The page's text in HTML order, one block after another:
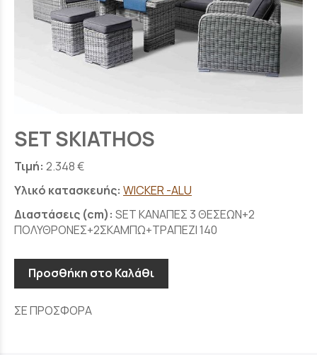
SET SKIATHOS
Τιμή: 2.348 €
Υλικό κατασκευής: WICKER -ALU
Διαστάσεις (cm): SET KΑΝΑΠΕΣ 3 ΘΕΣΕΩΝ+2
ΠΟΛΥΘΡΟΝΕΣ+2ΣΚΑΜΠΩ+ΤΡΑΠΕΖΙ 140
Προσθήκη στο Καλάθι
ΣΕ ΠΡΟΣΦΟΡΑ